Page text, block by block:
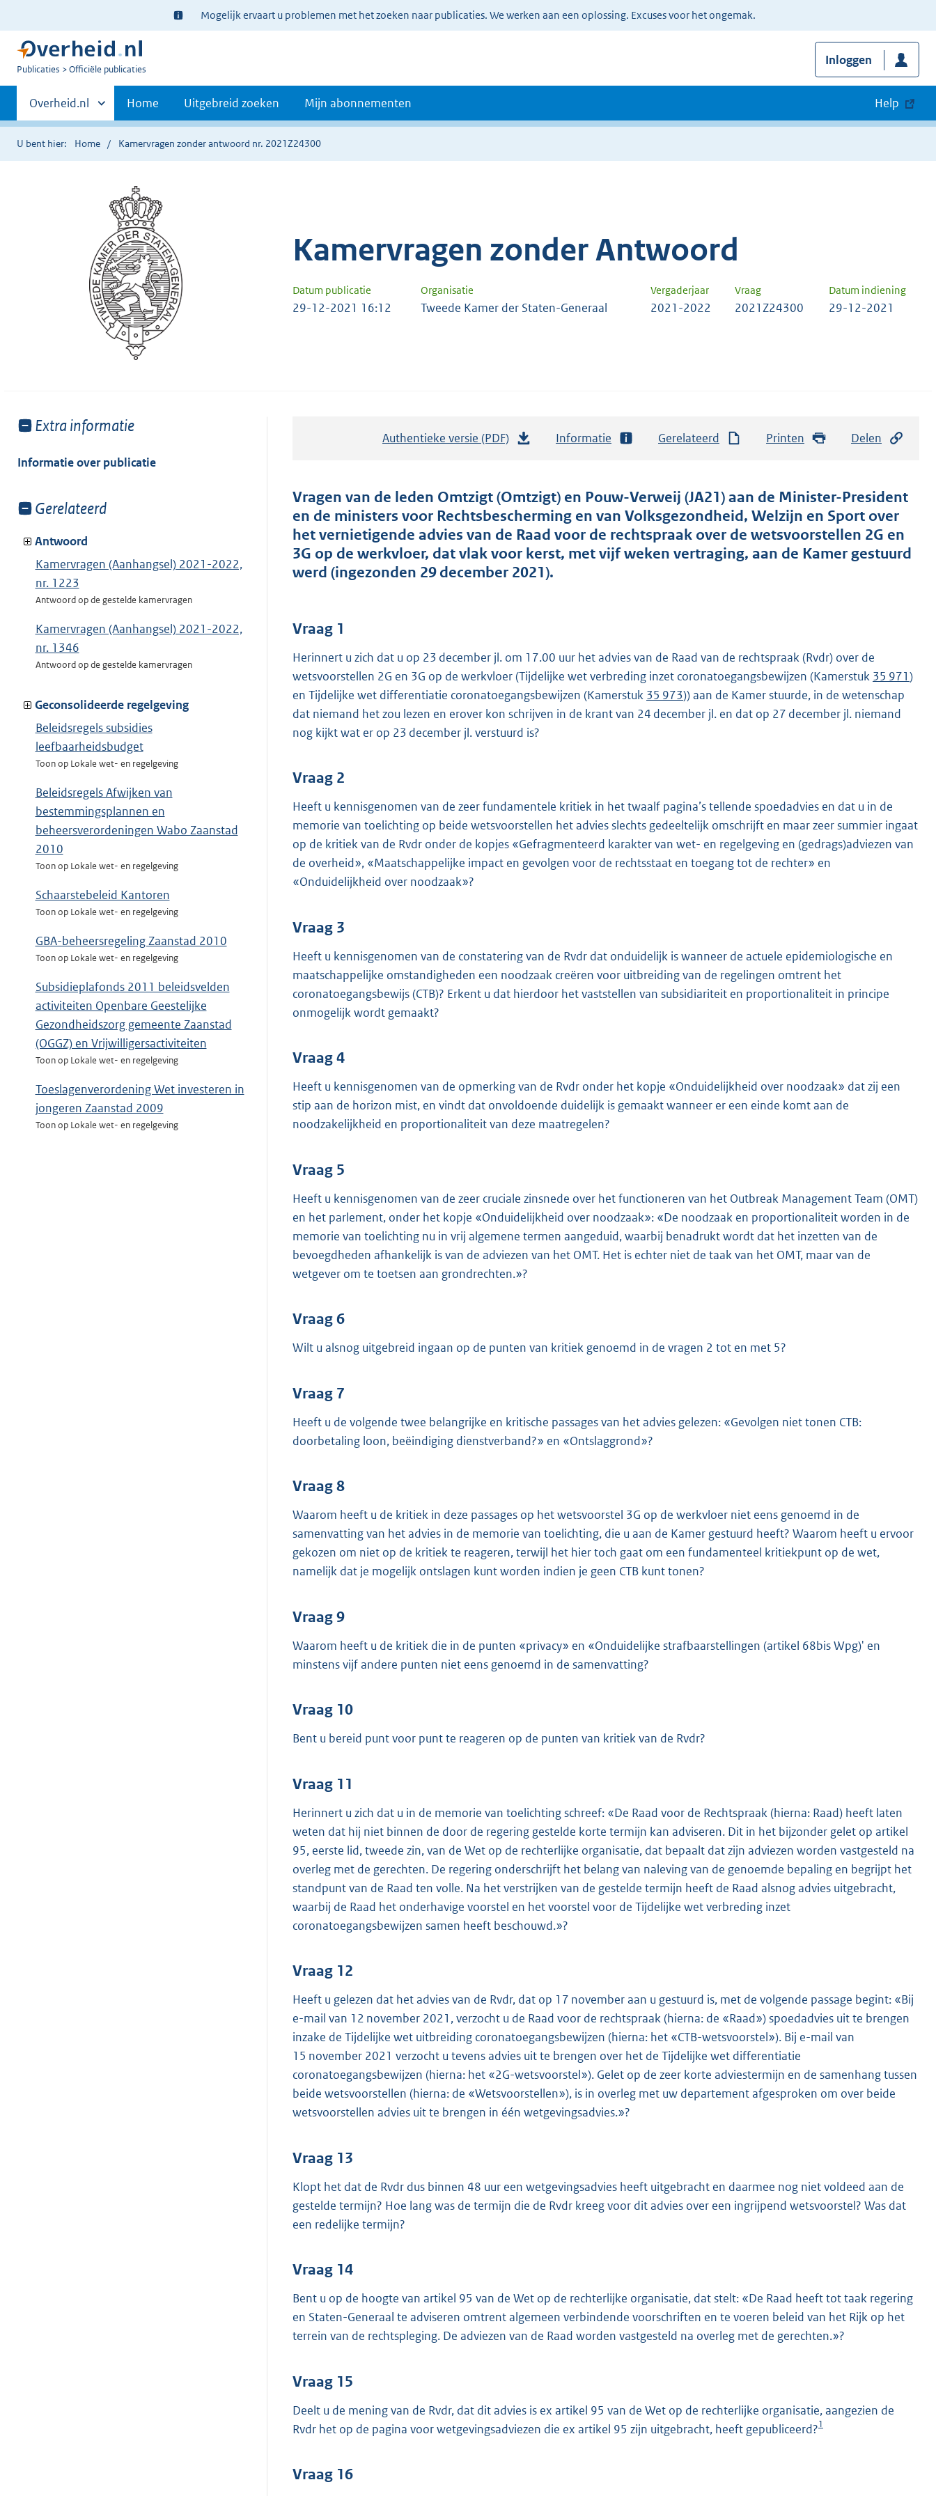
Ter
informatie:
Mogelijk ervaart u problemen met het zoeken naar publicaties. We werken aan een oplossing. Excuses voor het ongemak.
U
Publicaties Officiële publicaties
Inloggen
Primaire
navigatie
Andere
sites
binnen
Overheid.nl Home Uitgebreid zoeken Mijn abonnementen Help
U bent hier: Home Kamervragen zonder antwoord nr. 2021Z24300
Kamervragen zonder Antwoord
Datum publicatie Organisatie Vergaderjaar Vraag Datum indiening
29-12-2021 16:12 Tweede Kamer der Staten-Generaal 2021-2022 2021Z24300 29-12-2021
Toon
van:
Extra informatie
Informatie over publicatie
Toon
van:
Gerelateerd
Antwoord
Kamervragen (Aanhangsel) 2021-2022,
nr. 1223
Antwoord op de gestelde kamervragen
Kamervragen (Aanhangsel) 2021-2022,
nr. 1346
Antwoord op de gestelde kamervragen
Geconsolideerde regelgeving
Beleidsregels subsidies
leefbaarheidsbudget
Toon op Lokale wet- en regelgeving
Beleidsregels Afwijken van
bestemmingsplannen en
beheersverordeningen Wabo Zaanstad
2010
Toon op Lokale wet- en regelgeving
Schaarstebeleid Kantoren
Toon op Lokale wet- en regelgeving
GBA-beheersregeling Zaanstad 2010
Toon op Lokale wet- en regelgeving
Subsidieplafonds 2011 beleidsvelden
activiteiten Openbare Geestelijke
Gezondheidszorg gemeente Zaanstad
(OGGZ) en Vrijwilligersactiviteiten
Toon op Lokale wet- en regelgeving
Toeslagenverordening Wet investeren in
jongeren Zaanstad 2009
Toon op Lokale wet- en regelgeving
Authentieke versie (PDF)
t
a
n
d
s
t
t
e
:
4
Informatie Gerelateerd Printen Delen
Vragen van de leden Omtzigt (Omtzigt) en Pouw-Verweij (JA21) aan de Minister-President
en de ministers voor Rechtsbescherming en van Volksgezondheid, Welzijn en Sport over
het vernietigende advies van de Raad voor de rechtspraak over de wetsvoorstellen 2G en
3G op de werkvloer, dat vlak voor kerst, met vijf weken vertraging, aan de Kamer gestuurd
werd (ingezonden 29 december 2021).
Vraag 1
Herinnert u zich dat u op 23 december jl. om 17.00 uur het advies van de Raad van de rechtspraak (Rvdr) over de
wetsvoorstellen 2G en 3G op de werkvloer (Tijdelijke wet verbreding inzet coronatoegangsbewijzen (Kamerstuk 35 971)
en Tijdelijke wet differentiatie coronatoegangsbewijzen (Kamerstuk 35 973)) aan de Kamer stuurde, in de wetenschap
dat niemand het zou lezen en erover kon schrijven in de krant van 24 december jl. en dat op 27 december jl. niemand
nog kijkt wat er op 23 december jl. verstuurd is?
Vraag 2
Heeft u kennisgenomen van de zeer fundamentele kritiek in het twaalf pagina’s tellende spoedadvies en dat u in de
memorie van toelichting op beide wetsvoorstellen het advies slechts gedeeltelijk omschrijft en maar zeer summier ingaat
op de kritiek van de Rvdr onder de kopjes «Gefragmenteerd karakter van wet- en regelgeving en (gedrags)adviezen van
de overheid», «Maatschappelijke impact en gevolgen voor de rechtsstaat en toegang tot de rechter» en
«Onduidelijkheid over noodzaak»?
Vraag 3
Heeft u kennisgenomen van de constatering van de Rvdr dat onduidelijk is wanneer de actuele epidemiologische en
maatschappelijke omstandigheden een noodzaak creëren voor uitbreiding van de regelingen omtrent het
coronatoegangsbewijs (CTB)? Erkent u dat hierdoor het vaststellen van subsidiariteit en proportionaliteit in principe
onmogelijk wordt gemaakt?
Vraag 4
Heeft u kennisgenomen van de opmerking van de Rvdr onder het kopje «Onduidelijkheid over noodzaak» dat zij een
stip aan de horizon mist, en vindt dat onvoldoende duidelijk is gemaakt wanneer er een einde komt aan de
noodzakelijkheid en proportionaliteit van deze maatregelen?
Vraag 5
Heeft u kennisgenomen van de zeer cruciale zinsnede over het functioneren van het Outbreak Management Team (OMT)
en het parlement, onder het kopje «Onduidelijkheid over noodzaak»: «De noodzaak en proportionaliteit worden in de
memorie van toelichting nu in vrij algemene termen aangeduid, waarbij benadrukt wordt dat het inzetten van de
bevoegdheden afhankelijk is van de adviezen van het OMT. Het is echter niet de taak van het OMT, maar van de
wetgever om te toetsen aan grondrechten.»?
Vraag 6
Wilt u alsnog uitgebreid ingaan op de punten van kritiek genoemd in de vragen 2 tot en met 5?
Vraag 7
Heeft u de volgende twee belangrijke en kritische passages van het advies gelezen: «Gevolgen niet tonen CTB:
doorbetaling loon, beëindiging dienstverband?» en «Ontslaggrond»?
Vraag 8
Waarom heeft u de kritiek in deze passages op het wetsvoorstel 3G op de werkvloer niet eens genoemd in de
samenvatting van het advies in de memorie van toelichting, die u aan de Kamer gestuurd heeft? Waarom heeft u ervoor
gekozen om niet op de kritiek te reageren, terwijl het hier toch gaat om een fundamenteel kritiekpunt op de wet,
namelijk dat je mogelijk ontslagen kunt worden indien je geen CTB kunt tonen?
Vraag 9
Waarom heeft u de kritiek die in de punten «privacy» en «Onduidelijke strafbaarstellingen (artikel 68bis Wpg)' en
minstens vijf andere punten niet eens genoemd in de samenvatting?
Vraag 10
Bent u bereid punt voor punt te reageren op de punten van kritiek van de Rvdr?
Vraag 11
Herinnert u zich dat u in de memorie van toelichting schreef: «De Raad voor de Rechtspraak (hierna: Raad) heeft laten
weten dat hij niet binnen de door de regering gestelde korte termijn kan adviseren. Dit in het bijzonder gelet op artikel
95, eerste lid, tweede zin, van de Wet op de rechterlijke organisatie, dat bepaalt dat zijn adviezen worden vastgesteld na
overleg met de gerechten. De regering onderschrijft het belang van naleving van de genoemde bepaling en begrijpt het
standpunt van de Raad ten volle. Na het verstrijken van de gestelde termijn heeft de Raad alsnog advies uitgebracht,
waarbij de Raad het onderhavige voorstel en het voorstel voor de Tijdelijke wet verbreding inzet
coronatoegangsbewijzen samen heeft beschouwd.»?
Vraag 12
Heeft u gelezen dat het advies van de Rvdr, dat op 17 november aan u gestuurd is, met de volgende passage begint: «Bij
e-mail van 12 november 2021, verzocht u de Raad voor de rechtspraak (hierna: de «Raad») spoedadvies uit te brengen
inzake de Tijdelijke wet uitbreiding coronatoegangsbewijzen (hierna: het «CTB-wetsvoorstel»). Bij e-mail van
15 november 2021 verzocht u tevens advies uit te brengen over het de Tijdelijke wet differentiatie
coronatoegangsbewijzen (hierna: het «2G-wetsvoorstel»). Gelet op de zeer korte adviestermijn en de samenhang tussen
beide wetsvoorstellen (hierna: de «Wetsvoorstellen»), is in overleg met uw departement afgesproken om over beide
wetsvoorstellen advies uit te brengen in één wetgevingsadvies.»?
Vraag 13
Klopt het dat de Rvdr dus binnen 48 uur een wetgevingsadvies heeft uitgebracht en daarmee nog niet voldeed aan de
gestelde termijn? Hoe lang was de termijn die de Rvdr kreeg voor dit advies over een ingrijpend wetsvoorstel? Was dat
een redelijke termijn?
Vraag 14
Bent u op de hoogte van artikel 95 van de Wet op de rechterlijke organisatie, dat stelt: «De Raad heeft tot taak regering
en Staten-Generaal te adviseren omtrent algemeen verbindende voorschriften en te voeren beleid van het Rijk op het
terrein van de rechtspleging. De adviezen van de Raad worden vastgesteld na overleg met de gerechten.»?
Vraag 15
Deelt u de mening van de Rvdr, dat dit advies is ex artikel 95 van de Wet op de rechterlijke organisatie, aangezien de
Rvdr het op de pagina voor wetgevingsadviezen die ex artikel 95 zijn uitgebracht, heeft gepubliceerd?1
Vraag 16